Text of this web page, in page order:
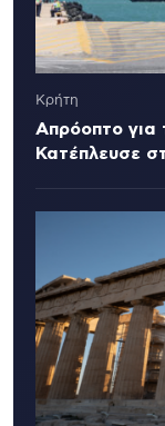
Κρήτη
Απρόοπτο για
Κατέπλευσε